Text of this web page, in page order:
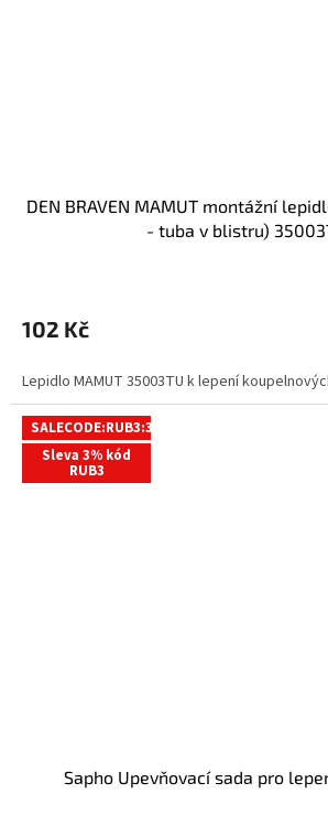
DEN BRAVEN MAMUT montážní
- tuba v blistru)
102 Kč
Lepidlo MAMUT 35003TU k lepení
SALECODE:RUB3:3:%
Sleva 3% kód
RUB3
Sapho Upevňovací sada pro